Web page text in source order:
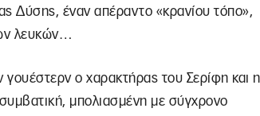
Δύσης, έναν απέραντο «κρανίου τόπο»,
λευκών…
γουέστερν ο χαρακτήρας του Σερίφη και η
μπολιασμένη με σύγχρονο